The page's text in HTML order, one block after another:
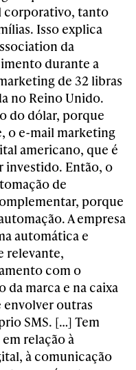
corporativo, tanto
Isso explica
da
durante a
de 32 libras
no Reino Unido.
do dólar, porque
o e-mail marketing
americano, que é
investido. Então, o
de
porque
A empresa
automática e
relevante,
com o
marca e na caixa
envolver outras
SMS. […] Tem
relação à
à comunicação